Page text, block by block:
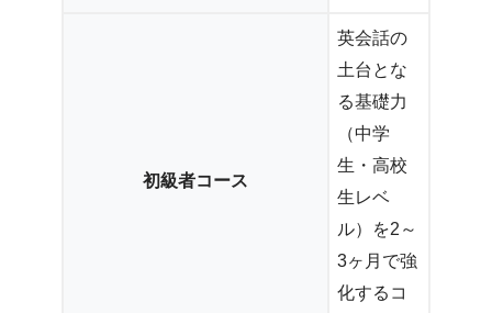
初級者コース
英会話の
土台とな
る基礎力
（中学
生・高校
生レベ
ル）を2～
3ヶ月で強
化するコ